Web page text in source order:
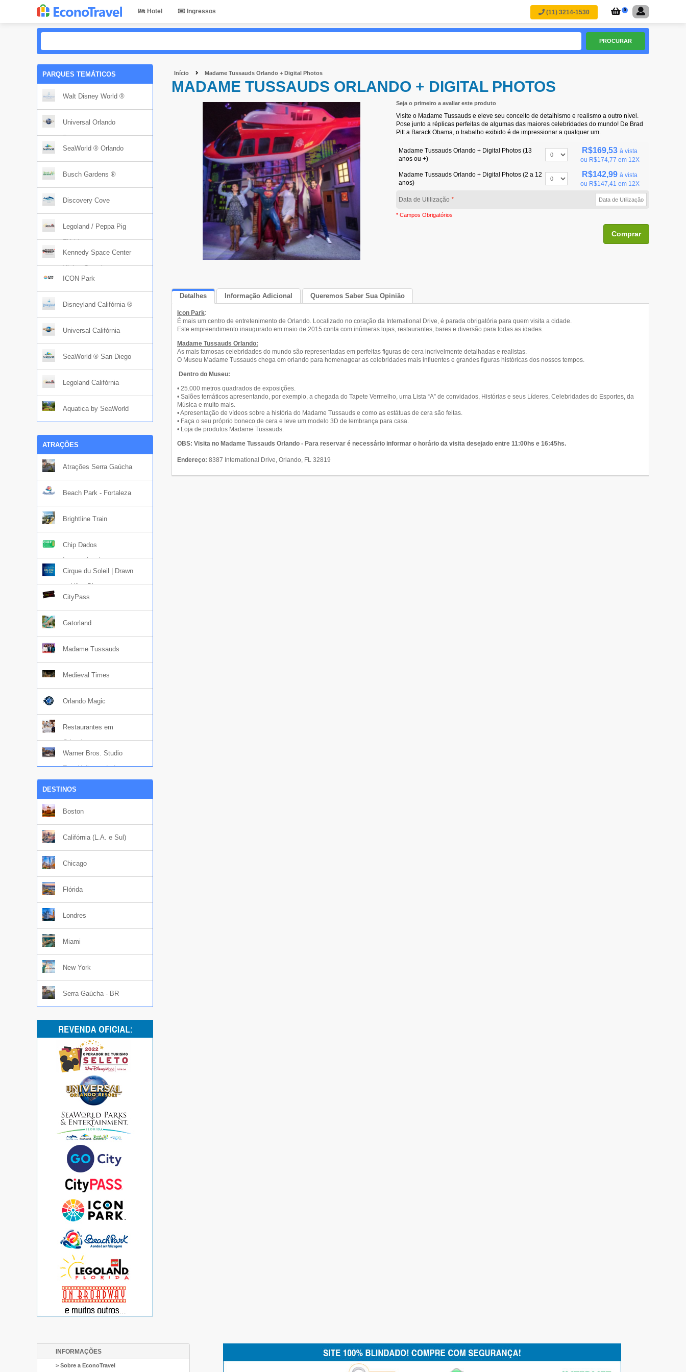
(11) 3214-1530 0
Hotel Ingressos
PROCURAR
PARQUES TEMÁTICOS
Walt Disney World ®
Universal Orlando
Resort
SeaWorld ® Orlando
Busch Gardens ®
Discovery Cove
Legoland / Peppa Pig
Flórida
Kennedy Space Center
Visitor Complex
ICON Park
Disneyland Califórnia ®
Universal Califórnia
SeaWorld ® San Diego
Legoland Califórnia
Aquatica by SeaWorld
ATRAÇÕES
Atrações Serra Gaúcha
Beach Park - Fortaleza
Brightline Train
Chip Dados
Internacional
Cirque du Soleil | Drawn
to Life - Disney
CityPass
Gatorland
Madame Tussauds
Medieval Times
Orlando Magic
Restaurantes em
Orlando
Warner Bros. Studio
Tour Hollywood - Los
DESTINOS
Boston
Califórnia (L.A. e Sul)
Chicago
Flórida
Londres
Miami
New York
Serra Gaúcha - BR
Início Madame Tussauds Orlando + Digital Photos
MADAME TUSSAUDS ORLANDO + DIGITAL PHOTOS
Seja o primeiro a avaliar este produto
Visite o Madame Tussauds e eleve seu conceito de detalhismo e realismo a outro nível.
Pose junto a réplicas perfeitas de algumas das maiores celebridades do mundo! De Brad
Pitt a Barack Obama, o trabalho exibido é de impressionar a qualquer um.
Madame Tussauds Orlando + Digital Photos (13
anos ou +)
R$169,53 à vista
ou R$174,77 em 12X
Madame Tussauds Orlando + Digital Photos (2 a 12
anos)
R$142,99 à vista
ou R$147,41 em 12X
Data de Utilização *
* Campos Obrigatórios
Comprar
Detalhes Informação Adicional Queremos Saber Sua Opinião
Icon Park:
É mais um centro de entretenimento de Orlando. Localizado no coração da International Drive, é parada obrigatória para quem visita a cidade.
Este empreendimento inaugurado em maio de 2015 conta com inúmeras lojas, restaurantes, bares e diversão para todas as idades.
Madame Tussauds Orlando:
As mais famosas celebridades do mundo são representadas em perfeitas figuras de cera incrivelmente detalhadas e realistas.
O Museu Madame Tussauds chega em orlando para homenagear as celebridades mais influentes e grandes figuras históricas dos nossos tempos.
Dentro do Museu:
• 25.000 metros quadrados de exposições.
• Salões temáticos apresentando, por exemplo, a chegada do Tapete Vermelho, uma Lista “A” de convidados, Histórias e seus Líderes, Celebridades do Esportes, da
Música e muito mais.
• Apresentação de vídeos sobre a história do Madame Tussauds e como as estátuas de cera são feitas.
• Faça o seu próprio boneco de cera e leve um modelo 3D de lembrança para casa.
• Loja de produtos Madame Tussauds.
OBS: Visita no Madame Tussauds Orlando - Para reservar é necessário informar o horário da visita desejado entre 11:00hs e 16:45hs.
Endereço: 8387 International Drive, Orlando, FL 32819
INFORMAÇÕES
> Sobre a EconoTravel